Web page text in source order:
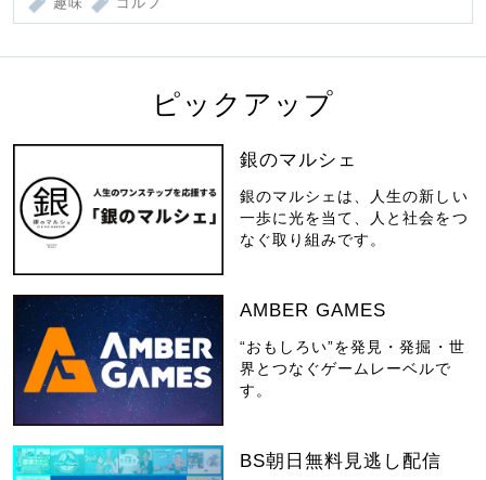
ピックアップ
銀のマルシェ
銀のマルシェは、人生の新しい
一歩に光を当て、人と社会をつ
なぐ取り組みです。
AMBER GAMES
“おもしろい”を発見・発掘・世
界とつなぐゲームレーベルで
す。
BS朝日無料見逃し配信